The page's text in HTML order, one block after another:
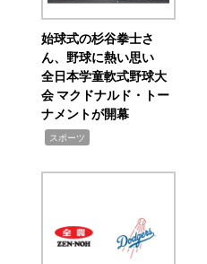
始球式の杉谷拳士さ
ん、野球に熱い思い
全日本学童軟式野球大
会 マクドナルド・トー
ナメントが開幕
スポーツ